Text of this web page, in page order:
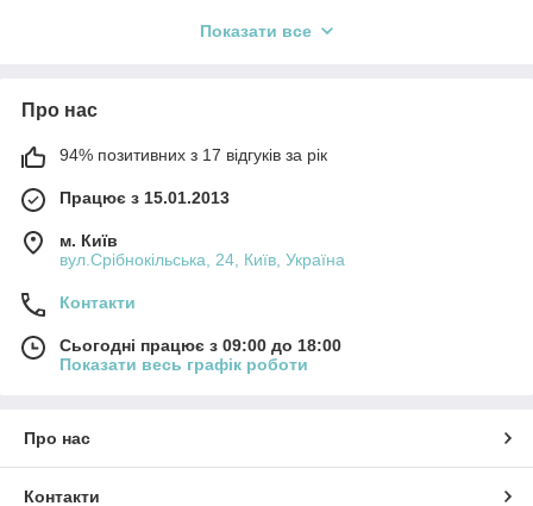
одягом. Варіюючи ці елементи, Ви можете одягати й
менеджери допоможуть Вам у виборі/підборі, щоб кожна
покупка була вдалою.
Показати все
Про нас
94% позитивних з 17 відгуків за рік
Працює з 15.01.2013
м. Київ
вул.Срібнокільська, 24, Київ, Україна
Контакти
Сьогодні працює з 09:00 до 18:00
Показати весь графік роботи
Про нас
Контакти